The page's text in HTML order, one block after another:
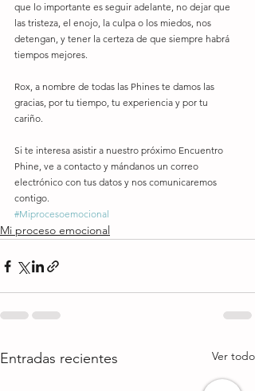
que lo importante es seguir adelante, no dejar que
las tristeza, el enojo, la culpa o los miedos, nos
detengan, y tener la certeza de que siempre habrá
tiempos mejores.
Rox, a nombre de todas las Phines te damos las
gracias, por tu tiempo, tu experiencia y por tu
cariño.
Si te interesa asistir a nuestro próximo Encuentro
Phine, ve a contacto y mándanos un correo
electrónico con tus datos y nos comunicaremos
contigo.
#Miprocesoemocional
Mi proceso emocional
Entradas recientes Ver todo